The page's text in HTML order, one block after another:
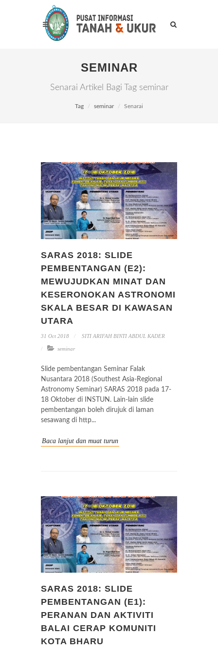
SEMINAR
Senarai Artikel Bagi Tag seminar
Tag seminar Senarai
SARAS 2018: SLIDE
PEMBENTANGAN (E2):
MEWUJUDKAN MINAT DAN
KESERONOKAN ASTRONOMI
SKALA BESAR DI KAWASAN
UTARA
31 Oct 2018 SITI ARIFAH BINTI ABDUL KADER
seminar
Slide pembentangan Seminar Falak
Nusantara 2018 (Southest Asia-Regional
Astronomy Seminar) SARAS 2018 pada 17-
18 Oktober di INSTUN. Lain-lain slide
pembentangan boleh dirujuk di laman
sesawang di http...
Baca lanjut dan muat turun
SARAS 2018: SLIDE
PEMBENTANGAN (E1):
PERANAN DAN AKTIVITI
BALAI CERAP KOMUNITI
KOTA BHARU